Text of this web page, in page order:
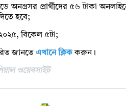
অনগ্রসর প্রার্থীদের ৫৬ টাকা
হবে;
বিকেল ৫টা;
জানতে এখানে ক্লিককরুন।
ওয়েবসাইট